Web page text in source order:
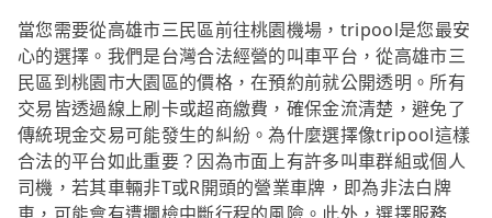
當您需要從高雄市三民區前往桃園機場，tripool是您最安
心的選擇。我們是台灣合法經營的叫車平台，從高雄市三
民區到桃園市大園區的價格，在預約前就公開透明。所有
交易皆透過線上刷卡或超商繳費，確保金流清楚，避免了
傳統現金交易可能發生的糾紛。為什麼選擇像tripool這樣
合法的平台如此重要？因為市面上有許多叫車群組或個人
司機，若其車輛非T或R開頭的營業車牌，即為非法白牌